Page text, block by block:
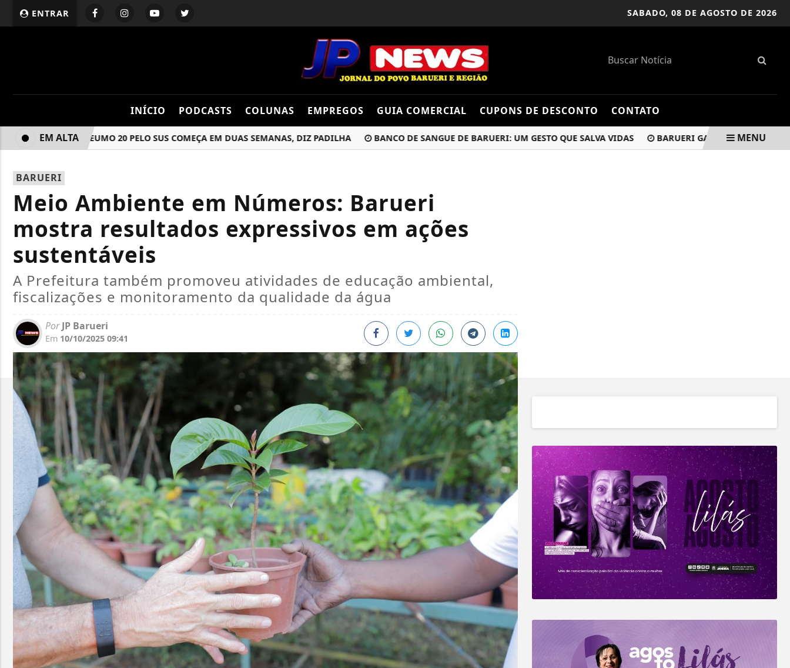
ENTRAR SABADO, 08 DE AGOSTO DE 2026
INÍCIO PODCASTS COLUNAS EMPREGOS GUIA COMERCIAL CUPONS DE DESCONTO CONTATO
COM A PNEUMO 20 PELO SUS COMEÇA EM DUAS SEMANAS, DIZ PADILHA BANCO DE SANGUE DE BARUERI: UM GESTO QUE SALVA VIDAS BARUERI GARANTE TRANSPORTE
EM ALTA MENU
BARUERI
Meio Ambiente em Números: Barueri
mostra resultados expressivos em ações
sustentáveis
A Prefeitura também promoveu atividades de educação ambiental,
fiscalizações e monitoramento da qualidade da água
PorJP Barueri
Em 10/10/2025 09:41